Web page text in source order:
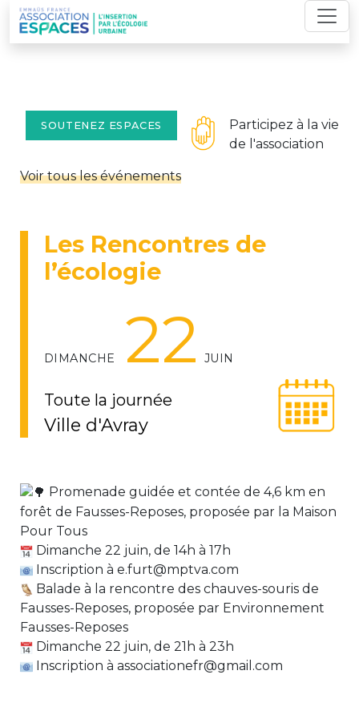
Skip
to
content
SOUTENEZ ESPACES
Participez à la vie
de l'association
Voir tous les événements
Les Rencontres de
l’écologie
DIMANCHE 22 JUIN
Toute la journée
Ville d'Avray
Promenade guidée et contée de 4,6 km en
forêt de Fausses-Reposes, proposée par la Maison
Pour Tous
Dimanche 22 juin, de 14h à 17h
Inscription à e.furt@mptva.com
Balade à la rencontre des chauves-souris de
Fausses-Reposes, proposée par Environnement
Fausses-Reposes
Dimanche 22 juin, de 21h à 23h
Inscription à associationefr@gmail.com